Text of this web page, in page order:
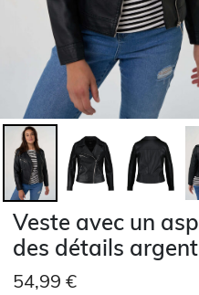
Veste avec un
des détails
54,99 €